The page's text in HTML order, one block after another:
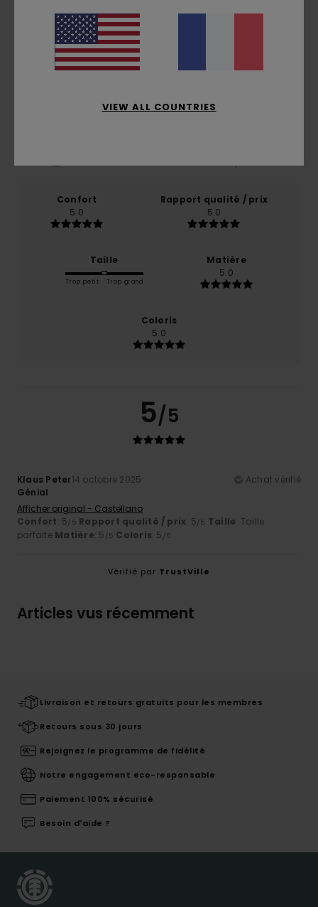
Avis clients
Note moyenne
5.0/5
0% de nos clients recommandent ce produit
Confort
5.0
Rapport qualité / prix
5.0
Taille
Trop petit Trop grand
Matière
5.0
Coloris
5.0
5/5
Klaus Peter14 octobre 2025
Achat vérifié
Génial
Afficher original - Castellano
Confort: 5/5 Rapport qualité / prix: 5/5 Taille: Taille
parfaite Matière: 5 /5 Coloris: 5 /5
Vérifié par TrustVille
Articles vus récemment
Livraison et retours gratuits pour les membres
Retours sous 30 jours
Rejoignez le programme de fidélité
Notre engagement eco-responsable
Paiement 100% sécurisé
Besoin d'aide ?
VIEW ALL COUNTRIES